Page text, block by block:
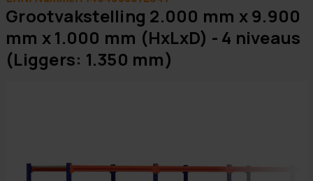
Grootvakstelling 2.000 mm x 9.900
mm x 1.000 mm (HxLxD) - 4 niveaus
(Liggers: 1.350 mm)